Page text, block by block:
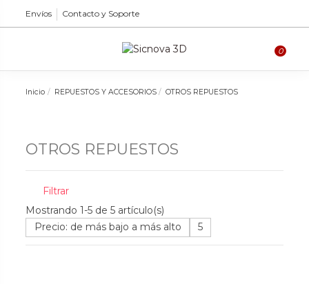
Envíos Contacto y Soporte
0
Inicio REPUESTOS Y ACCESORIOS OTROS REPUESTOS
OTROS REPUESTOS
Filtrar
Mostrando 1-5 de 5 artículo(s)
Precio: de más bajo a más alto
5